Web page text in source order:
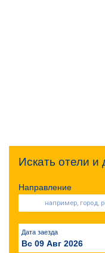
Искать отели и
Направление
Дата заезда
Вс 09 Авг 2026